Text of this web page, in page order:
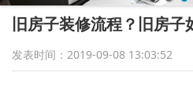
旧房子装修流程？旧房子
发表时间：2019-09-08 13:03:52